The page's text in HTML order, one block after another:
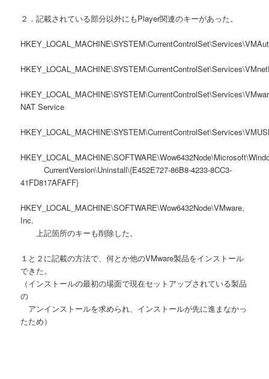
２．記載されている部分以外にもPlayer関連のキーがあった。
NAT Service
CurrentVersion\Uninstall\{E452E727-86B8-4233-8CC3-
41FD817AFAFF}
HKEY_LOCAL_MACHINE\SOFTWARE\Wow6432Node\VMware,
Inc.
上記箇所のキーも削除した。
１と２に記載の方法で、何とか他のVMware製品をインストール
できた。
（インストールの最初の場面で現在セットアップされている製品
の
アンインストールを求められ、インストールが先に進まなかっ
たため）